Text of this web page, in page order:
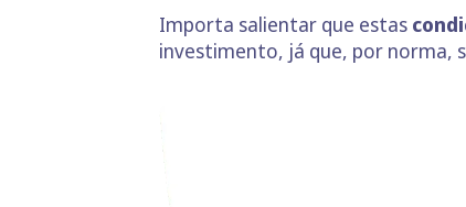
Importa salientar que estas
investimento, já que, por norma,